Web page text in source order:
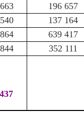
196 657
137 164
639 417
352 111